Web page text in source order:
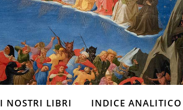
I NOSTRI LIBRI INDICE ANALITICO